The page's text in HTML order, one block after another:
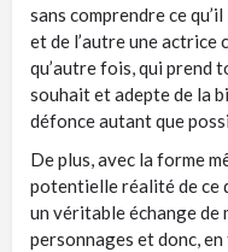
sans comprendre ce
et de l’autre une actrice
qu’autre fois, qui prend
souhait et adepte de la
défonce autant que
De plus, avec la forme
potentielle réalité de ce
un véritable échange de
personnages et donc,